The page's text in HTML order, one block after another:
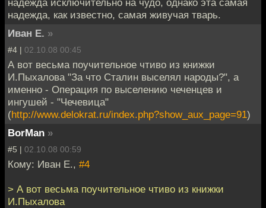
надежда исключительно на чудо, однако эта самая
надежда, как известно, самая живучая тварь.
Иван Е. »
#4 | 02.10.08 00:45
А вот весьма поучительное чтиво из книжки
И.Пыхалова "За что Сталин выселял народы?", а
именно - Операция по выселению чеченцев и
ингушей - "Чечевица"
(http://www.delokrat.ru/index.php?show_aux_page=91)
BorMan »
#5 | 02.10.08 00:59
Кому: Иван Е., #4
> А вот весьма поучительное чтиво из книжки
И.Пыхалова